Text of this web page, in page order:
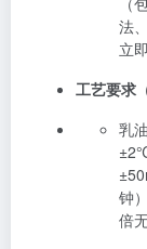
法
立
工艺要求
乳
钟
倍